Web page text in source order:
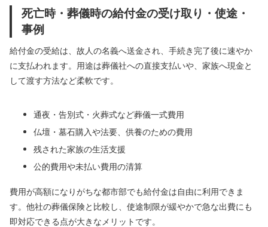
死亡時・葬儀時の給付金の受け取り・使途・
事例
給付金の受給は、故人の名義へ送金され、手続き完了後に速やか
に支払われます。用途は葬儀社への直接支払いや、家族へ現金と
して渡す方法など柔軟です。
通夜・告別式・火葬式など葬儀一式費用
仏壇・墓石購入や法要、供養のための費用
残された家族の生活支援
公的費用や未払い費用の清算
費用が高額になりがちな都市部でも給付金は自由に利用できま
す。他社の葬儀保険と比較し、使途制限が緩やかで急な出費にも
即対応できる点が大きなメリットです。